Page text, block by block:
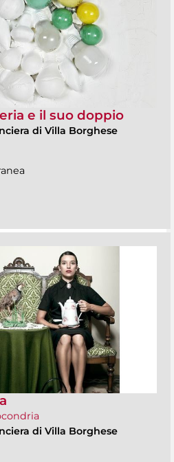
e il suo doppio
di Villa Borghese
di Villa Borghese